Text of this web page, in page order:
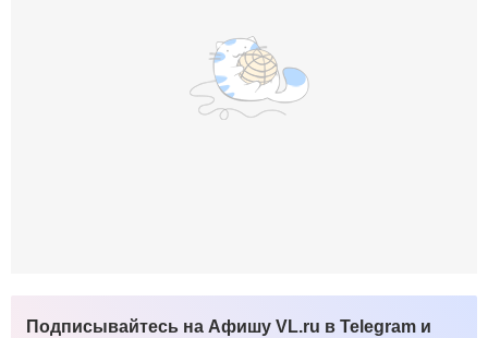
Подписывайтесь на Афишу VL.ru в Telegram и